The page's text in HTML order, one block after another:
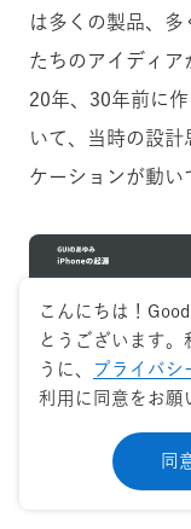
は多くの製品、多
たちのアイディア
20年、30年前に
いて、当時の設計
ケーションが動い
こんにちは！
とうございます
うに、
プライバシ
利用に同意をお願
同